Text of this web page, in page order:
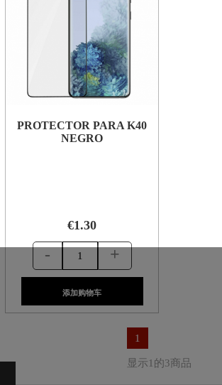
PROTECTOR PARA K40
NEGRO
€1.30
- +
添加购物车
1
显示1的3商品